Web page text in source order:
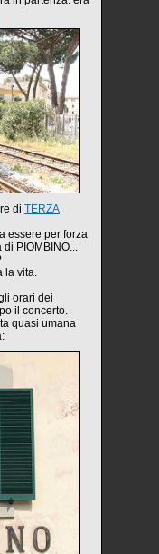
di TERZA
essere per forza
PIOMBINO...
la vita.
orari dei
il concerto.
quasi umana